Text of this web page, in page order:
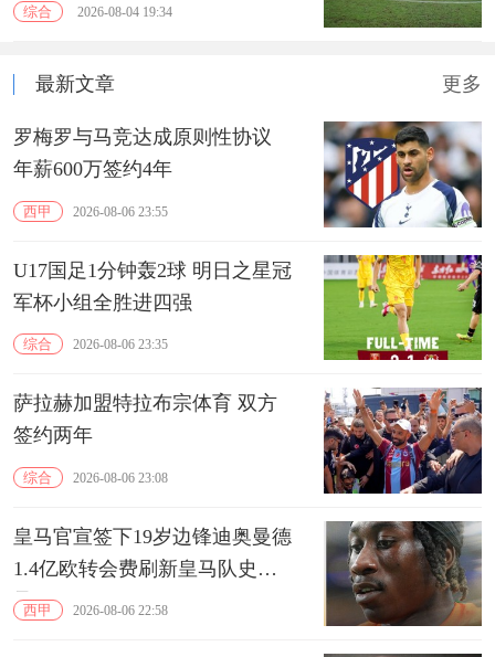
综合 2026-08-04 19:34
最新文章 更多
罗梅罗与马竞达成原则性协议
年薪600万签约4年
西甲 2026-08-06 23:55
U17国足1分钟轰2球 明日之星冠
军杯小组全胜进四强
综合 2026-08-06 23:35
萨拉赫加盟特拉布宗体育 双方
签约两年
综合 2026-08-06 23:08
皇马官宣签下19岁边锋迪奥曼德
1.4亿欧转会费刷新皇马队史纪
录西甲 2026-08-06 22:58